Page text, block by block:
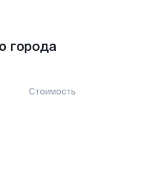
города
Стоимость